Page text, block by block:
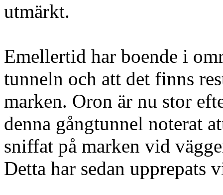
utmärkt.
Emellertid har boende i
tunneln och att det finns
marken. Oron är nu stor
denna gångtunnel noterat
sniffat på marken vid
Detta har sedan upprepats